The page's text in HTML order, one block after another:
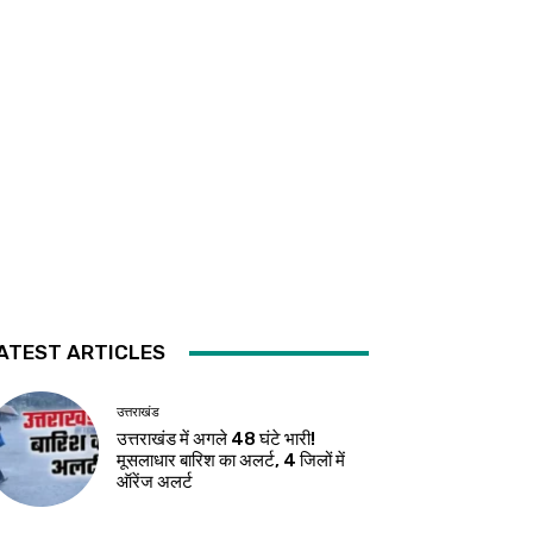
ARTICLES
उत्तराखंड
उत्तराखंड में अगले 48 घंटे भारी!
मूसलाधार बारिश का अलर्ट, 4 जिलों में
ऑरेंज अलर्ट